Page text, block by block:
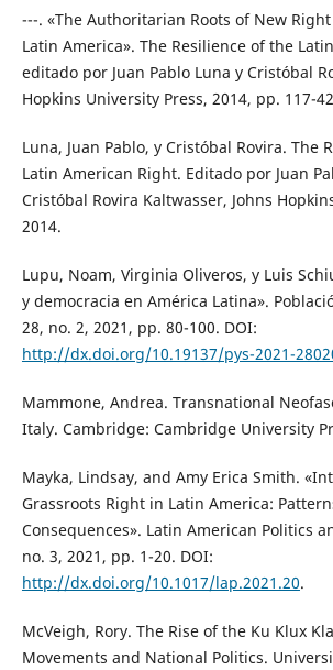
---. «The Authoritarian Roots of New Right
Latin America». The Resilience of the
editado por Juan Pablo Luna y Cristóbal
Hopkins University Press, 2014, pp. 117-
Luna, Juan Pablo, y Cristóbal Rovira. The
Latin American Right. Editado por Juan
Cristóbal Rovira Kaltwasser, Johns
2014.
Lupu, Noam, Virginia Oliveros, y Luis
y democracia en América Latina».
28, no. 2, 2021, pp. 80-100. DOI:
http://dx.doi.org/10.19137/pys-2021-
Mammone, Andrea. Transnational
Italy. Cambridge: Cambridge University
Mayka, Lindsay, and Amy Erica Smith.
Grassroots Right in Latin America:
Consequences». Latin American Politics
no. 3, 2021, pp. 1-20. DOI:
http://dx.doi.org/10.1017/lap.2021.20.
McVeigh, Rory. The Rise of the Ku Klux
Movements and National Politics.